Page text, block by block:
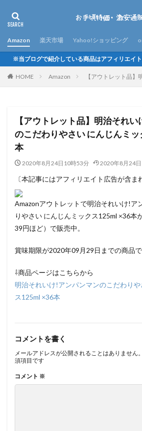
Amazon 楽天市場 Yahoo!ショッピング
※当ブログで紹介している商品はアフィリエイ
HOME Amazon 【アウトレット品
【アウトレット品】明治それ
のこだわりやさい にんじんミ
本
2020年8月24日10時53分 2020年8月24
〔本記事にはアフィリエイト広告が含ま
Amazonアウトレットで明治それいけ!ア
りやさい にんじんミックス125ml ×36本
39円ほど）で販売中。
賞味期限が2020年09月29日までの商品で
⇩商品ページはこちらから
明治それいけ!アンパンマンのこだわり
ス125ml ×36本
コメントを書く
メールアドレスが公開されることはありません。
須項目です
コメント ※